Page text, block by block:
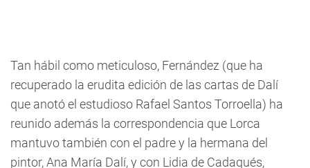
Tan hábil como meticuloso, Fernández (que ha
recuperado la erudita edición de las cartas de Dalí
que anotó el estudioso Rafael Santos Torroella) ha
reunido además la correspondencia que Lorca
mantuvo también con el padre y la hermana del
pintor, Ana María Dalí, y con Lidia de Cadaqués,